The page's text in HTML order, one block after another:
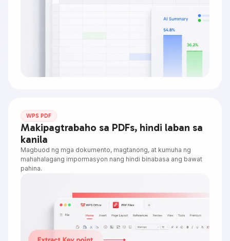
WPS PDF
Makipagtrabaho sa PDFs, hindi laban sa
kanila
Magbuod ng mga dokumento, magtanong, at kumuha ng
mahahalagang impormasyon nang hindi binabasa ang bawat
pahina.